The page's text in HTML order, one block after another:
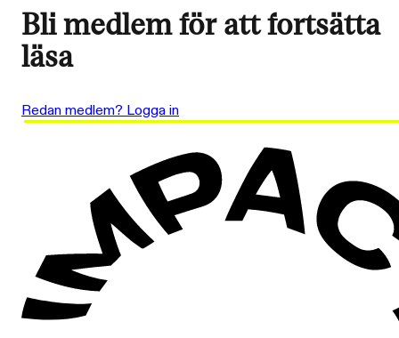
Bli medlem för att fortsätta
läsa
Redan medlem? Logga in